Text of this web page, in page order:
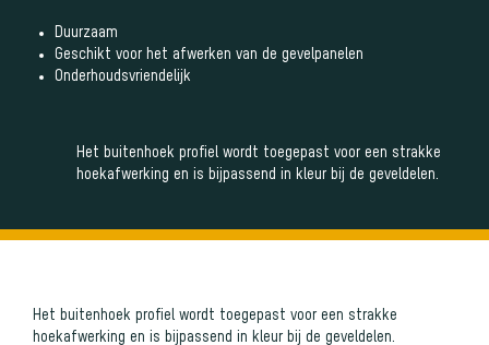
Duurzaam
Geschikt voor het afwerken van de gevelpanelen
Onderhoudsvriendelijk
Het buitenhoek profiel wordt toegepast voor een strakke
hoekafwerking en is bijpassend in kleur bij de geveldelen.
Het buitenhoek profiel wordt toegepast voor een strakke
hoekafwerking en is bijpassend in kleur bij de geveldelen.